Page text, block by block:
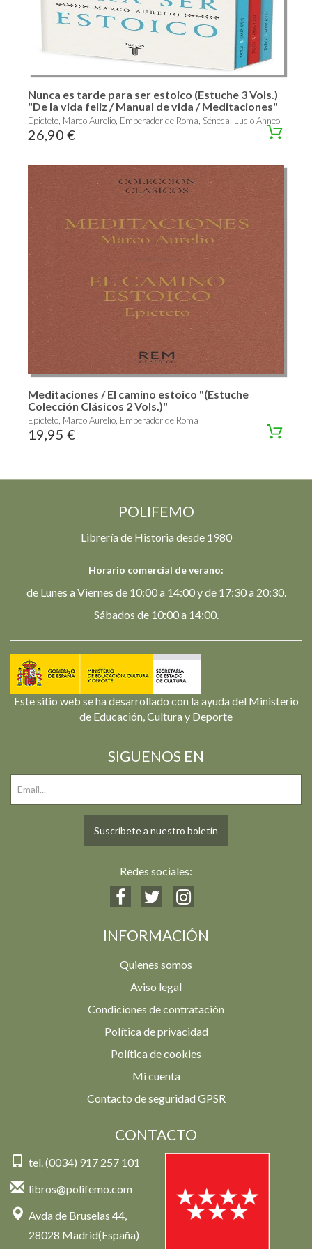
Nunca es tarde para ser estoico (Estuche 3 Vols.)
"De la vida feliz / Manual de vida / Meditaciones"
Epicteto, Marco Aurelio, Emperador de Roma, Séneca, Lucio Anneo
26,90 €
Meditaciones / El camino estoico "(Estuche
Colección Clásicos 2 Vols.)"
Epicteto, Marco Aurelio, Emperador de Roma
19,95 €
POLIFEMO
Librería de Historia desde 1980
Horario comercial de verano:
de Lunes a Viernes de 10:00 a 14:00 y de 17:30 a 20:30.
Sábados de 10:00 a 14:00.
Este sitio web se ha desarrollado con la ayuda del Ministerio
de Educación, Cultura y Deporte
SIGUENOS EN
Suscríbete a nuestro boletín
Redes sociales:
INFORMACIÓN
Quienes somos
Aviso legal
Condiciones de contratación
Política de privacidad
Política de cookies
Mi cuenta
Contacto de seguridad GPSR
CONTACTO
tel. (0034) 917 257 101
libros@polifemo.com
Avda de Bruselas 44,
28028 Madrid(España)